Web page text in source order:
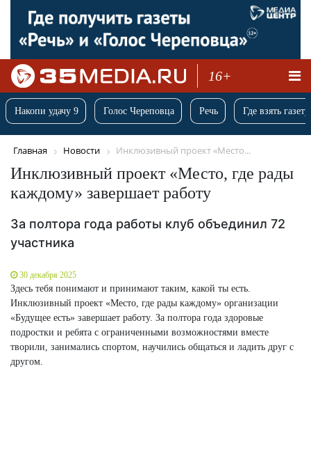
16+
Накопи удачу 9 Голос Череповца Речь Где взять
Главная Новости Инклюзивный проект «Место...
Инклюзивный проект «Место, где рады
каждому» завершает работу
За полтора года работы клуб объединил 72
участника
30 декабря 2025
Здесь тебя понимают и принимают таким, какой ты есть.
Инклюзивный проект «Место, где рады каждому» организации
«Будущее есть» завершает работу. За полтора года здоровые
подростки и ребята с ограниченными возможностями вместе
творили, занимались спортом, научились общаться и ладить друг с
другом.